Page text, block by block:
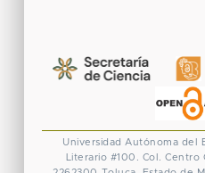
Universidad Autónoma del
Literario #100. Col. Centro